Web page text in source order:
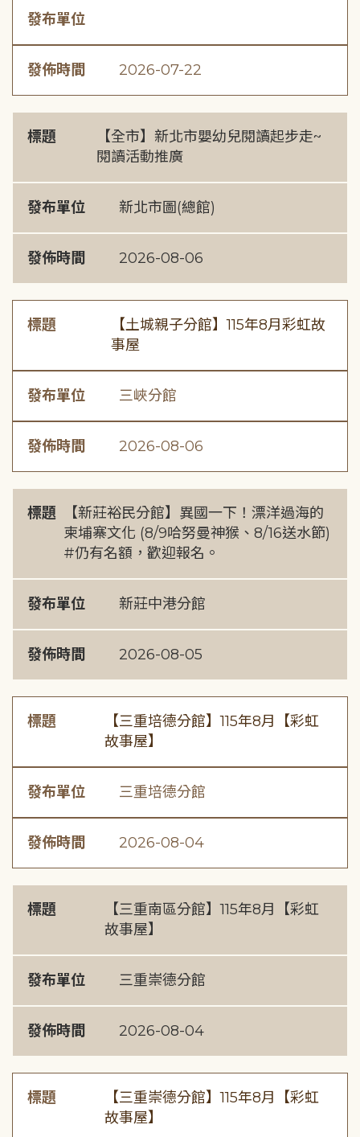
發布單位
發佈時間 2026-07-22
標題
【全市】新北市嬰幼兒閱讀起步走~
閱讀活動推廣
發布單位 新北市圖(總館)
發佈時間 2026-08-06
標題
【土城親子分館】115年8月彩虹故
事屋
發布單位 三峽分館
發佈時間 2026-08-06
標題
【新莊裕民分館】異國一下！漂洋過海的
柬埔寨文化 (8/9哈努曼神猴、8/16送水節)
#仍有名額，歡迎報名。
發布單位 新莊中港分館
發佈時間 2026-08-05
標題
【三重培德分館】115年8月【彩虹
故事屋】
發布單位 三重培德分館
發佈時間 2026-08-04
標題
【三重南區分館】115年8月【彩虹
故事屋】
發布單位 三重崇德分館
發佈時間 2026-08-04
標題
【三重崇德分館】115年8月【彩虹
故事屋】